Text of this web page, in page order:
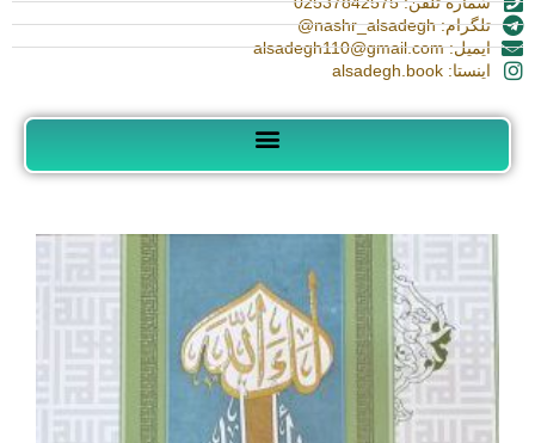
تلگرام: nashr_alsadegh@
ایمیل: alsadegh110@gmail.com
اینستا: alsadegh.book